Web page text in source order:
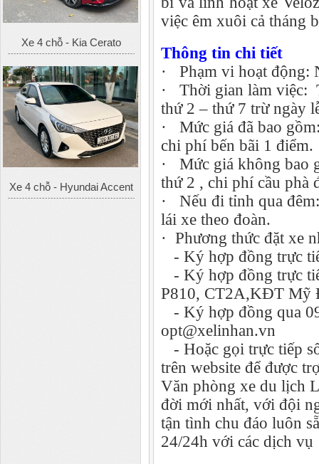
Xe 4 chỗ - Kia Cerato
Xe 4 chỗ - Hyundai Accent
việc êm xuôi cả tháng
Thông tin chi tiết
· Phạm vi hoạt động:
· Thời gian làm việc:
thứ 2 – thứ 7 trừ ngày
· Mức giá đã bao
chi phí bến bãi 1 điểm.
· Mức giá không bao
thứ 2 , chi phí cầu phà
· Nếu đi tỉnh qua
lái xe theo đoàn.
· Phương thức đặt xe
- Ký hợp đồng trực
- Ký hợp đồng trực
P810, CT2A,KĐT Mỹ
- Ký hợp đồng qua
opt@xelinhan.vn
- Hoặc gọi trực tiếp
trên website để được
Văn phòng xe du lịch
đời mới nhất, với đội
tận tình chu đáo luôn
24/24h với các dịch vụ